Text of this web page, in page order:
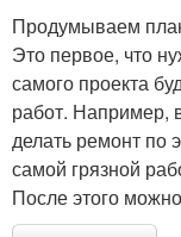
Продумываем
Это первое, что
самого проекта
работ. Например,
делать ремонт по
самой грязной
После этого